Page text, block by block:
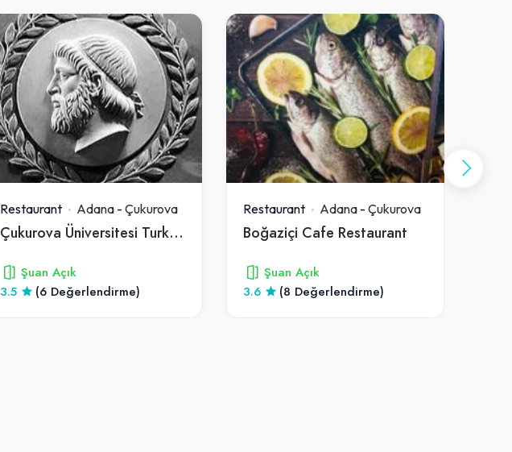
Restaurant Adana - Çukurova
Çukurova Üniversitesi Turkuaz Cafe
Şuan Açık
3.5
(6 Değerlendirme)
Restaurant Adana- Çukurova
Boğaziçi Cafe Restaurant
Şuan Açık
3.6
(8 Değerlendirme)